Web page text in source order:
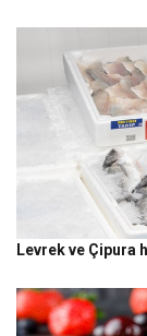
Levrek ve Çipura